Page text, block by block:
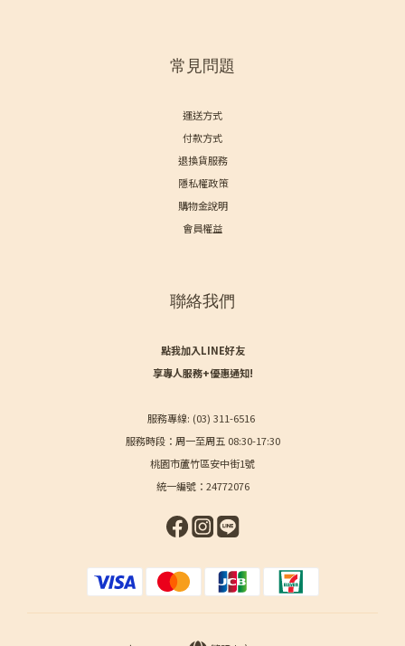
常見問題
運送方式
付款方式
退換貨服務
隱私權政策
購物金說明
會員權益
聯絡我們
點我加入LINE好友
享專人服務+優惠通知!
服務專線: (03) 311-6516
服務時段：周一至周五 08:30-17:30
桃園市蘆竹區安中街1號
統一編號：24772076